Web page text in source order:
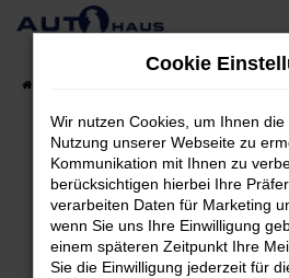
Zum
Fehler: Network
Beim Laden ist ein Fehler
Hier sind ein paar Tipps, die
Cookie
Wir nutzen Cookies, um Ihnen
Nutzung unserer Webseite zu
Kommunikation mit Ihnen zu
berücksichtigen hierbei Ihre
verarbeiten Daten für Marketing
wenn Sie uns Ihre Einwilligung
einem späteren Zeitpunkt Ihre
Sie die Einwilligung jederzeit für